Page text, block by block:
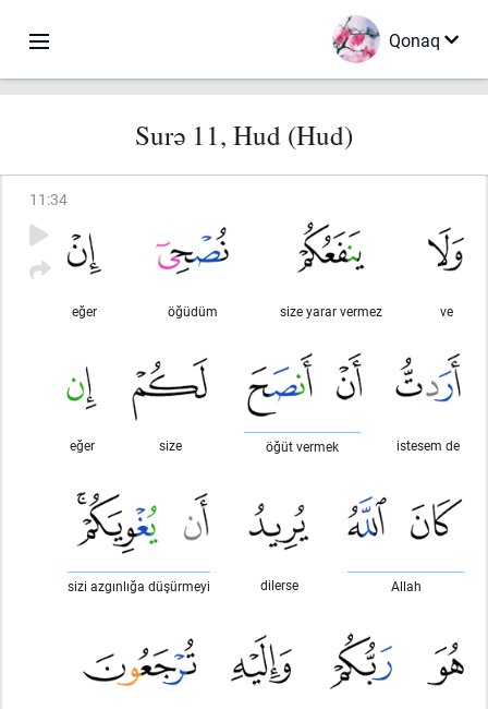
Qonaq
Surə 11, Hud (Hud)
11 :34
ve
size yarar vermez
öğüdüm
eğer
istesem de
öğüt vermek
size
eğer
Allah
dilerse
sizi azgınlığa düşürmeyi